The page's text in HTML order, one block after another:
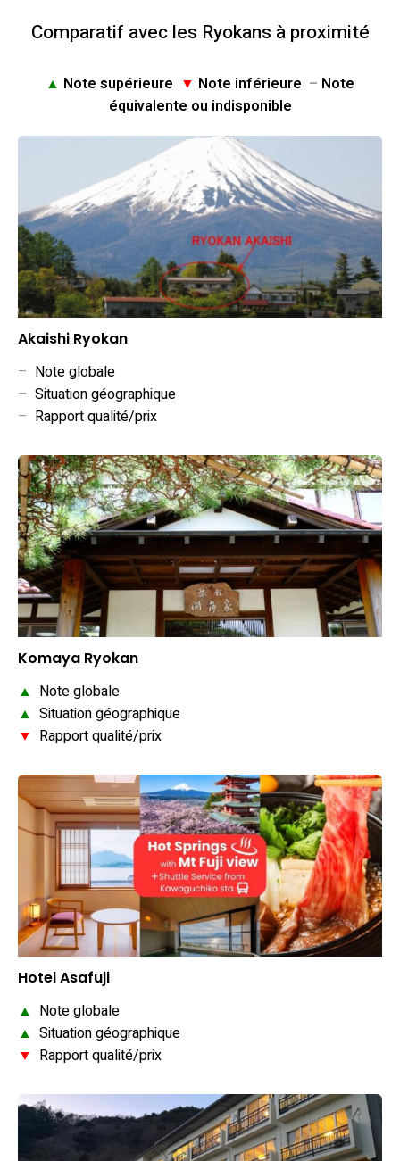
Comparatif avec les Ryokans à proximité
▲ Note supérieure ▼ Note inférieure – Note
équivalente ou indisponible
Akaishi Ryokan
– Note globale
– Situation géographique
– Rapport qualité/prix
Komaya Ryokan
▲ Note globale
▲ Situation géographique
▼ Rapport qualité/prix
Hotel Asafuji
▲ Note globale
▲ Situation géographique
▼ Rapport qualité/prix